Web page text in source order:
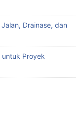
Drainase, dan
untuk Proyek